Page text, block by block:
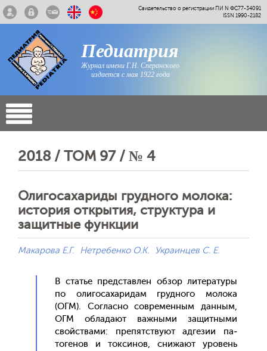
Свидетельство о регистрации ПИ N ФС77-34091
ISSN 1990-2182
Педиатрия
Журнал имени Г.Н. Сперанского
издается с мая 1922 года
2018 / ТОМ 97 / № 4
Олигосахариды грудного молока:
история открытия, структура и
защитные функции
Макарова Е.Г. Нетребенко О.К. Украинцев С. Е.
В статье пред­став­лен об­зор ли­тера­туры
по оли­госа­хари­дам груд­но­го мо­лока
(ОГМ). Сог­ласно сов­ре­мен­ным дан­ным,
ОГМ об­ла­да­ют важ­ны­ми за­щит­ны­ми
свой­ства­ми: пре­пятс­тву­ют ад­ге­зии па­
тоге­нов и ток­си­нов, сни­жа­ют уро­вень